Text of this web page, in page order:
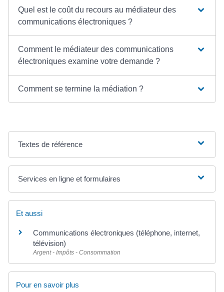
Quel est le coût du recours au médiateur des
communications électroniques ?
Comment le médiateur des communications
électroniques examine votre demande ?
Comment se termine la médiation ?
Textes de référence
Services en ligne et formulaires
Et aussi
Communications électroniques (téléphone, internet,
télévision)
Argent - Impôts - Consommation
Pour en savoir plus